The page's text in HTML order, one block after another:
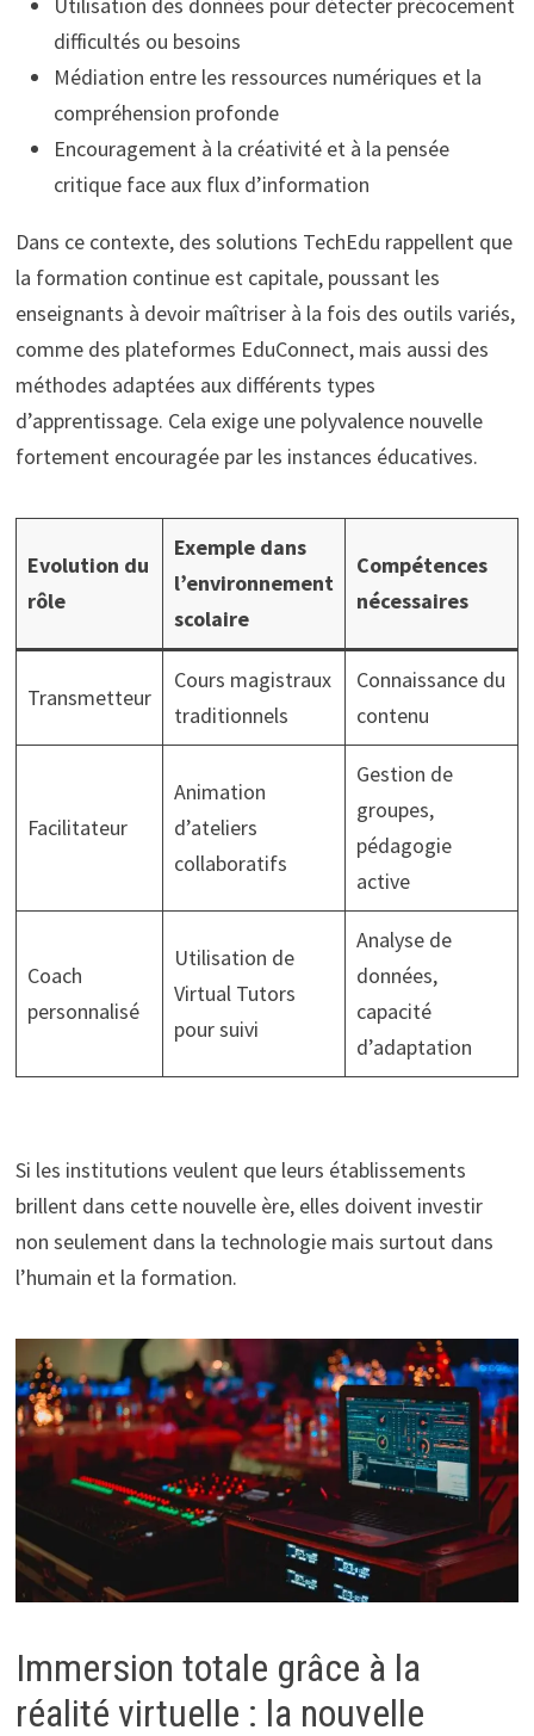
difficultés ou besoins
Médiation entre les ressources numériques et la
compréhension profonde
Encouragement à la créativité et à la pensée
critique face aux flux d’information
Dans ce contexte, des solutions TechEdu rappellent que
la formation continue est capitale, poussant les
enseignants à devoir maîtriser à la fois des outils variés,
comme des plateformes EduConnect, mais aussi des
méthodes adaptées aux différents types
d’apprentissage. Cela exige une polyvalence nouvelle
fortement encouragée par les instances éducatives.
Evolution du
rôle
Exemple dans
l’environnement
scolaire
Compétences
nécessaires
Transmetteur
Cours magistraux
traditionnels
Connaissance du
contenu
Facilitateur
Animation
d’ateliers
collaboratifs
Gestion de
groupes,
pédagogie
active
Coach
personnalisé
Utilisation de
Virtual Tutors
pour suivi
Analyse de
données,
capacité
d’adaptation
Si les institutions veulent que leurs établissements
brillent dans cette nouvelle ère, elles doivent investir
non seulement dans la technologie mais surtout dans
l’humain et la formation.
Immersion totale grâce à la
réalité virtuelle : la nouvelle